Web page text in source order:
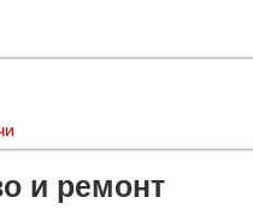
и ремонт